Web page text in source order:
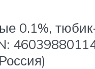
0.1%,